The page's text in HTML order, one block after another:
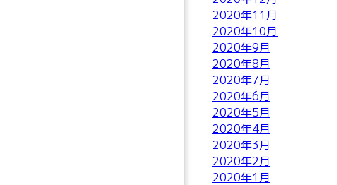
2020年11月
2020年10月
2020年9月
2020年8月
2020年7月
2020年6月
2020年5月
2020年4月
2020年3月
2020年2月
2020年1月